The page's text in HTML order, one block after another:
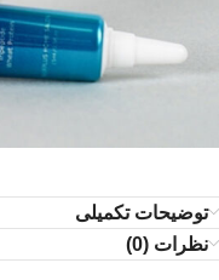
توضیحات تکمیلی
نظرات (0)